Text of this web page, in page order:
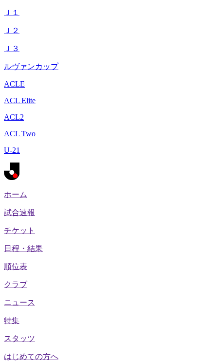
Ｊ１
Ｊ２
Ｊ３
ルヴァンカップ
ACLE
ACL Elite
ACL2
ACL Two
U-21
ホーム
試合速報
チケット
日程・結果
順位表
クラブ
ニュース
特集
スタッツ
はじめての方へ